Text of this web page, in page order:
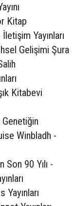
Kitap
Yayınları
Gelişimi Şura
Kitabevi
Genetiğin
Winbladh -
Son 90 Yılı -